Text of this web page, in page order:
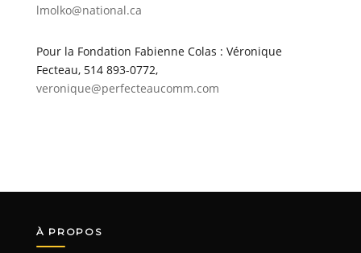
lmolko@national.ca
Pour la Fondation Fabienne Colas : Véronique
Fecteau, 514 893-0772,
veronique@perfecteaucomm.com
À PROPOS